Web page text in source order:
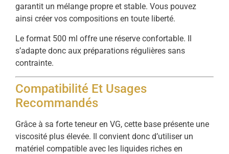
garantit un mélange propre et stable. Vous pouvez
ainsi créer vos compositions en toute liberté.
Le format 500 ml offre une réserve confortable. Il
s’adapte donc aux préparations régulières sans
contrainte.
Compatibilité Et Usages
Recommandés
Grâce à sa forte teneur en VG, cette base présente une
viscosité plus élevée. Il convient donc d’utiliser un
matériel compatible avec les liquides riches en